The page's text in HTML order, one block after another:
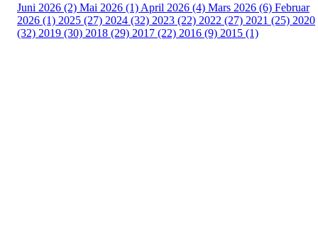
Juni 2026 (2) Mai 2026 (1) April 2026 (4) Mars 2026 (6) Februar
2026 (1) 2025 (27) 2024 (32) 2023 (22) 2022 (27) 2021 (25) 2020
(32) 2019 (30) 2018 (29) 2017 (22) 2016 (9) 2015 (1)